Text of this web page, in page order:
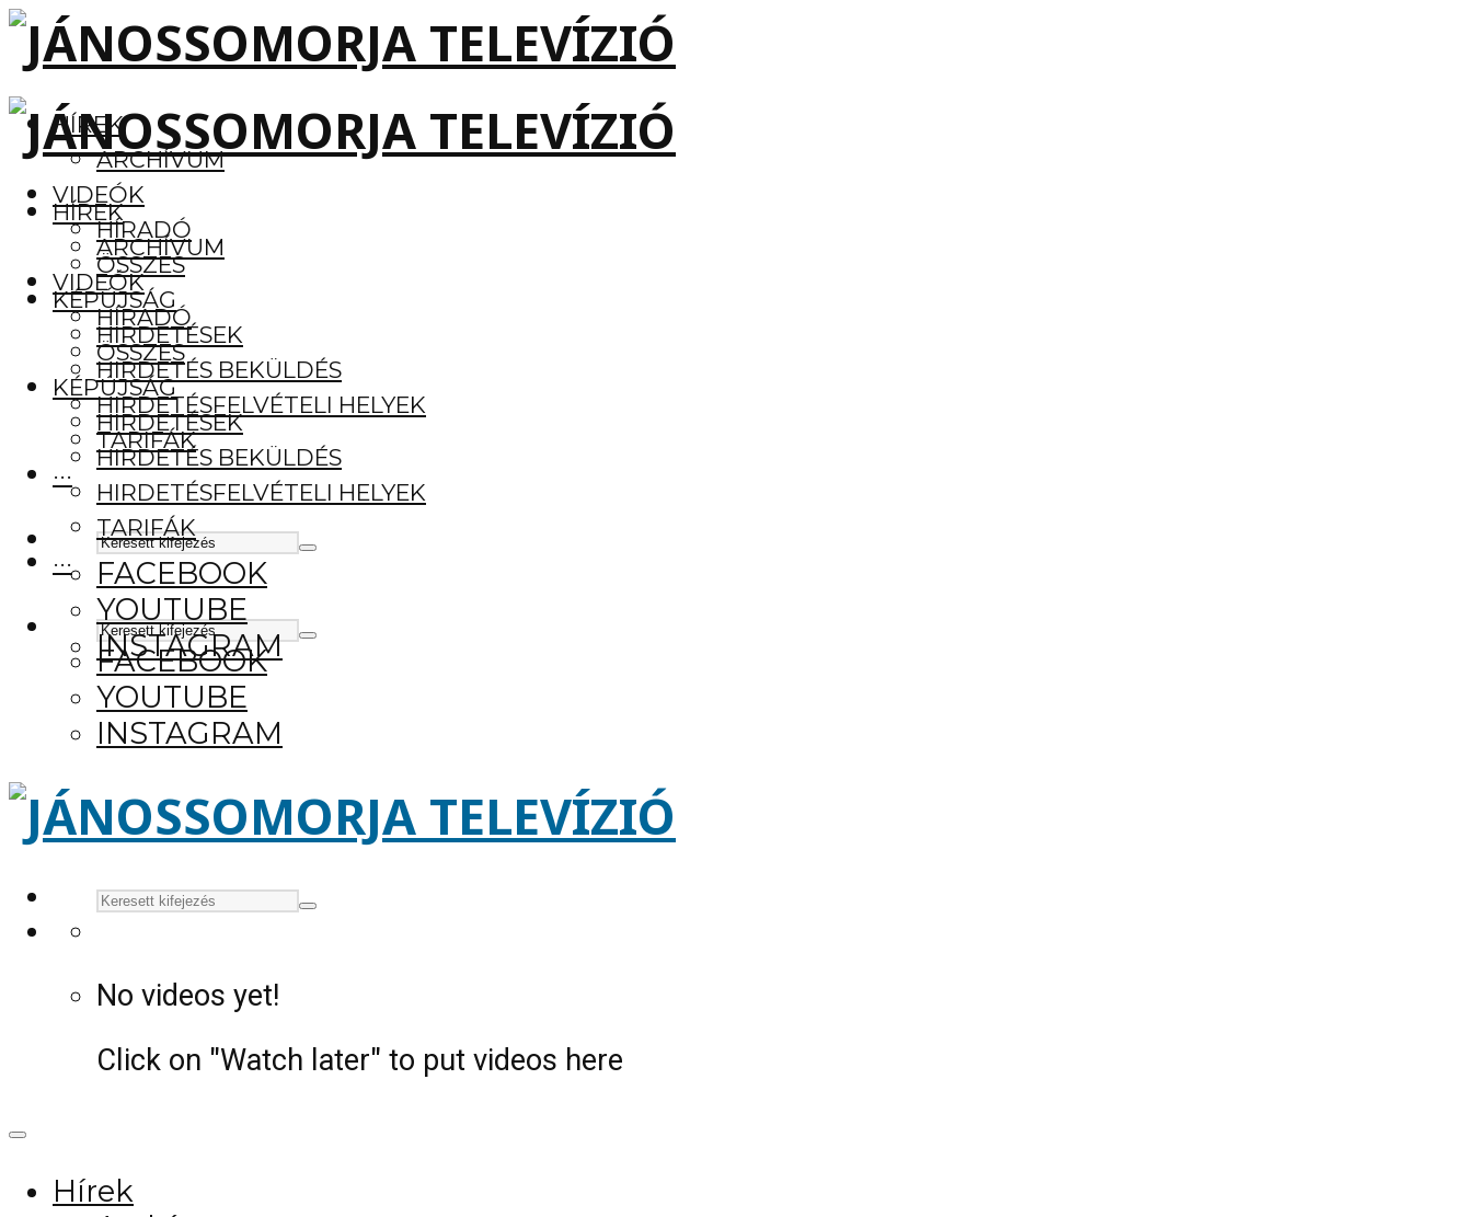
HÍREK
ARCHÍVUM
VIDEÓK
HÍRADÓ
ÖSSZES
KÉPÚJSÁG
HIRDETÉSEK
HIRDETÉS BEKÜLDÉS
HIRDETÉSFELVÉTELI HELYEK
TARIFÁK
···
FACEBOOK
YOUTUBE
INSTAGRAM
HÍREK
ARCHÍVUM
VIDEÓK
HÍRADÓ
ÖSSZES
KÉPÚJSÁG
HIRDETÉSEK
HIRDETÉS BEKÜLDÉS
HIRDETÉSFELVÉTELI HELYEK
TARIFÁK
···
FACEBOOK
YOUTUBE
INSTAGRAM
No videos yet!
Click on "Watch later" to put videos here
Hírek